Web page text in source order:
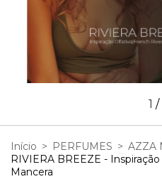
1 /
Início > PERFUMES > AZZA
RIVIERA BREEZE -
Mancera